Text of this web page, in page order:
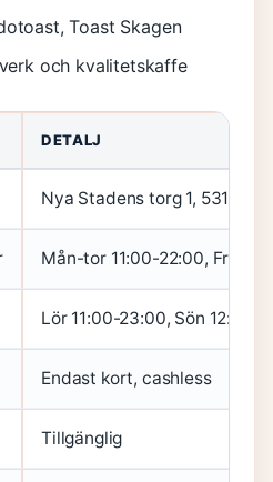
Toast Skagen
och kvalitetskaffe
DETALJ
Nya Stadens torg 1, 531 31
Mån-tor 11:00-22:00, Fre
Lör 11:00-23:00, Sön 12:00-
Endast kort, cashless
Tillgänglig